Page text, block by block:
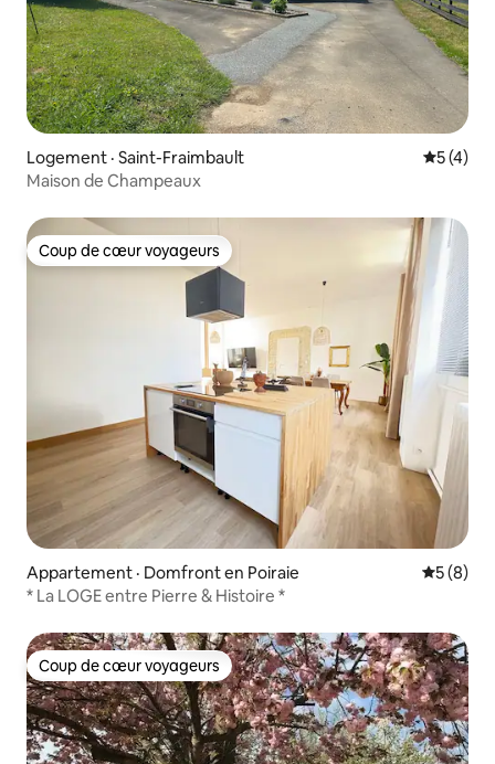
Logement · Saint-Fraimbault Note
5 (4)
Maison de Champeaux
Coup de cœur voyageurs
Coup de cœur voyageurs
Appartement · Domfront en Poiraie Note
5 (8)
* La LOGE entre Pierre & Histoire *
Coup de cœur voyageurs
Coup de cœur voyageurs